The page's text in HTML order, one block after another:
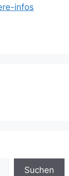
infos
Suchen